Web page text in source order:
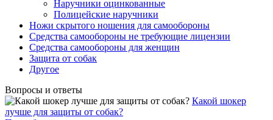
Наручники оцинкованные
Полицейские наручники
Ножи скрытого ношения для самообороны
Средства самообороны не требующие лицензии
Средства самообороны для женщин
Защита от собак
Другое
Вопросы и ответы
Какой шокер
лучше для защиты от собак?